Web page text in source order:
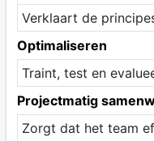
Verklaart de
Optimaliseren
Traint, test en
Projectmatig
Zorgt dat het team